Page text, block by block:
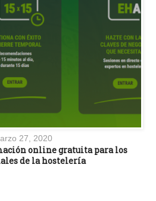
27, 2020
online gratuita para los
de la hostelería